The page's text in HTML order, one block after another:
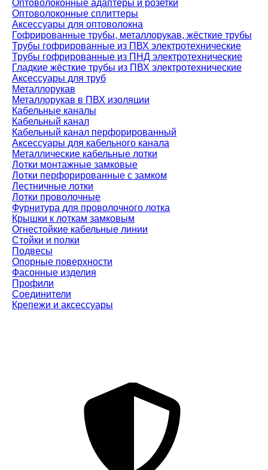
Оптоволоконные адаптеры и розетки
Оптоволоконные сплиттеры
Аксессуары для оптоволокна
Гофрированные трубы, металлорукав, жёсткие трубы
Трубы гофрированные из ПВХ электротехнические
Трубы гофрированные из ПНД электротехнические
Гладкие жёсткие трубы из ПВХ электротехнические
Аксессуары для труб
Металлорукав
Металлорукав в ПВХ изоляции
Кабельные каналы
Кабельный канал
Кабельный канал перфорированный
Аксессуары для кабельного канала
Металлические кабельные лотки
Лотки монтажные замковые
Лотки перфорированные с замком
Лестничные лотки
Лотки проволочные
Фурнитура для проволочного лотка
Крышки к лоткам замковым
Огнестойкие кабельные линии
Стойки и полки
Подвесы
Опорные поверхности
Фасонные изделия
Профили
Соединители
Крепежи и аксессуары